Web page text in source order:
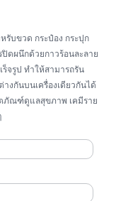
รับขวด กระป๋อง กระปุก
ดผนึกด้วยกาวร้อนละลาย
จรูป ทำให้สามารถรัน
งกันบนเครื่องเดียวกันได้
ตภัณฑ์ดูแลสุขภาพ เคมีราย